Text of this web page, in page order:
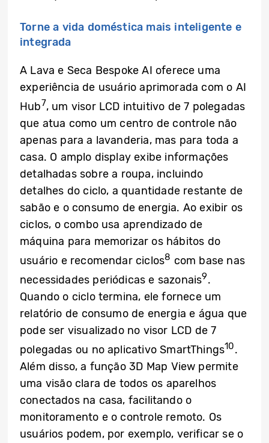
Torne a vida doméstica mais inteligente e
integrada
A Lava e Seca Bespoke AI oferece uma
experiência de usuário aprimorada com o AI
Hub7, um visor LCD intuitivo de 7 polegadas
que atua como um centro de controle não
apenas para a lavanderia, mas para toda a
casa. O amplo display exibe informações
detalhadas sobre a roupa, incluindo
detalhes do ciclo, a quantidade restante de
sabão e o consumo de energia. Ao exibir os
ciclos, o combo usa aprendizado de
máquina para memorizar os hábitos do
usuário e recomendar ciclos8 com base nas
necessidades periódicas e sazonais9.
Quando o ciclo termina, ele fornece um
relatório de consumo de energia e água que
pode ser visualizado no visor LCD de 7
polegadas ou no aplicativo SmartThings10.
Além disso, a função 3D Map View permite
uma visão clara de todos os aparelhos
conectados na casa, facilitando o
monitoramento e o controle remoto. Os
usuários podem, por exemplo, verificar se o